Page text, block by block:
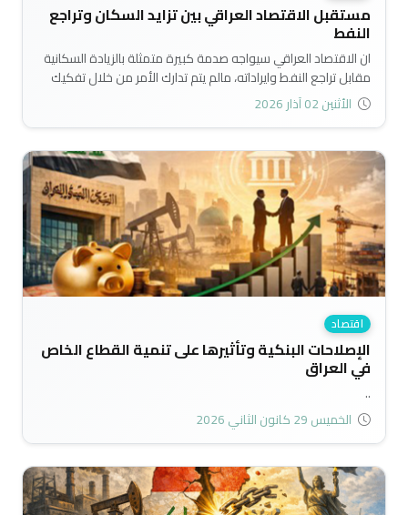
مستقبل الاقتصاد العراقي بين تزايد السكان وتراجع
النفط
ان الاقتصاد العراقي سيواجه صدمة كبيرة متمثلة بالزيادة السكانية
مقابل تراجع النفط وايراداته، مالم يتم تدارك الأمر من خلال تفكيك
جذور أطراف التقاطع الآن..
الأثنين 02 آذار 2026
اقتصاد
الإصلاحات البنكية وتأثيرها على تنمية القطاع الخاص
في العراق
..
الخميس 29 كانون الثاني 2026